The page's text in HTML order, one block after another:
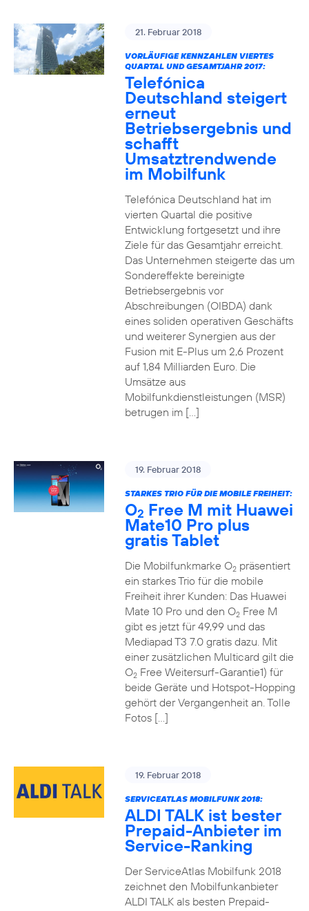
21. Februar 2018
VORLÄUFIGE KENNZAHLEN VIERTES
QUARTAL UND GESAMTJAHR 2017:
Telefónica
Deutschland steigert
erneut
Betriebsergebnis und
schafft
Umsatztrendwende
im Mobilfunk
Telefónica Deutschland hat im
vierten Quartal die positive
Entwicklung fortgesetzt und ihre
Ziele für das Gesamtjahr erreicht.
Das Unternehmen steigerte das um
Sondereffekte bereinigte
Betriebsergebnis vor
Abschreibungen (OIBDA) dank
eines soliden operativen Geschäfts
und weiterer Synergien aus der
Fusion mit E-Plus um 2,6 Prozent
auf 1,84 Milliarden Euro. Die
Umsätze aus
Mobilfunkdienstleistungen (MSR)
betrugen im […]
19. Februar 2018
STARKES TRIO FÜR DIE MOBILE FREIHEIT:
O2 Free M mit Huawei
Mate10 Pro plus
gratis Tablet
Die Mobilfunkmarke O2präsentiert
ein starkes Trio für die mobile
Freiheit ihrer Kunden: Das Huawei
Mate 10 Pro und den O2Free M
gibt es jetzt für 49,99 und das
Mediapad T3 7.0 gratis dazu. Mit
einer zusätzlichen Multicard gilt die
O2Free Weitersurf-Garantie1) für
beide Geräte und Hotspot-Hopping
gehört der Vergangenheit an. Tolle
Fotos […]
19. Februar 2018
SERVICEATLAS MOBILFUNK 2018:
ALDI TALK ist bester
Prepaid-Anbieter im
Service-Ranking
Der ServiceAtlas Mobilfunk 2018
zeichnet den Mobilfunkanbieter
ALDI TALK als besten Prepaid-